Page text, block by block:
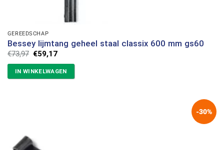
GEREEDSCHAP
Bessey lijmtang geheel staal classix 600 mm gs60
€73,97 Oorspronkelijke
prijs
was:
€73,97.
€59,17Huidige
is:
€59,17.
IN WINKELWAGEN
-30%